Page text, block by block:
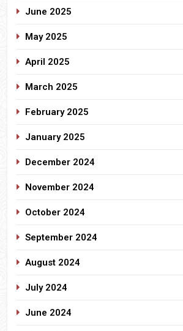
June 2025
May 2025
April 2025
March 2025
February 2025
January 2025
December 2024
November 2024
October 2024
September 2024
August 2024
July 2024
June 2024